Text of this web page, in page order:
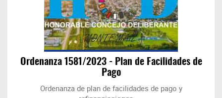
Ordenanza 1581/2023 - Plan de Facilidades de
Pago
Ordenanza de plan de facilidades de pago y